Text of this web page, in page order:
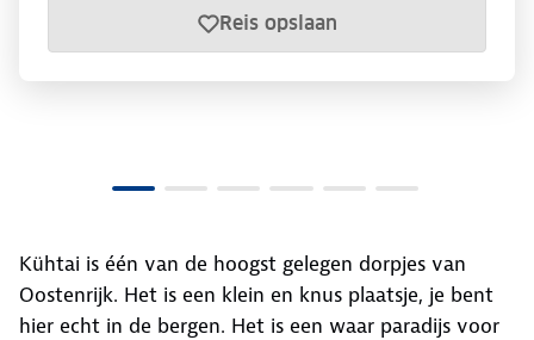
Reis opslaan
Kühtai is één van de hoogst gelegen dorpjes van
Oostenrijk. Het is een klein en knus plaatsje, je bent
hier echt in de bergen. Het is een waar paradijs voor